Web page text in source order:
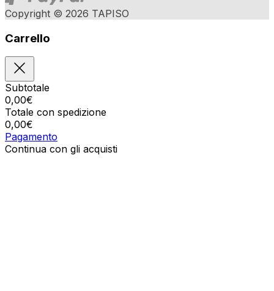
Copyright © 2026 TAPISO
Carrello
Subtotale
0,00€
Totale con spedizione
0,00€
Pagamento
Continua con gli acquisti